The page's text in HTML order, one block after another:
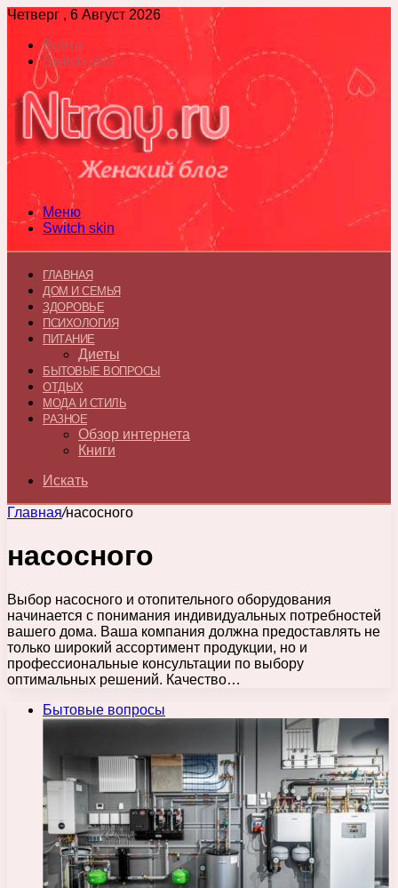
Четверг , 6 Август 2026
Войти
Switch skin
Меню
Switch skin
ГЛАВНАЯ
ДОМ И СЕМЬЯ
ЗДОРОВЬЕ
ПСИХОЛОГИЯ
ПИТАНИЕ
Диеты
БЫТОВЫЕ ВОПРОСЫ
ОТДЫХ
МОДА И СТИЛЬ
РАЗНОЕ
Обзор интернета
Книги
Искать
Главная/насосного
насосного
Выбор насосного и отопительного оборудования
начинается с понимания индивидуальных потребностей
вашего дома. Ваша компания должна предоставлять не
только широкий ассортимент продукции, но и
профессиональные консультации по выбору
оптимальных решений. Качество…
Бытовые вопросы